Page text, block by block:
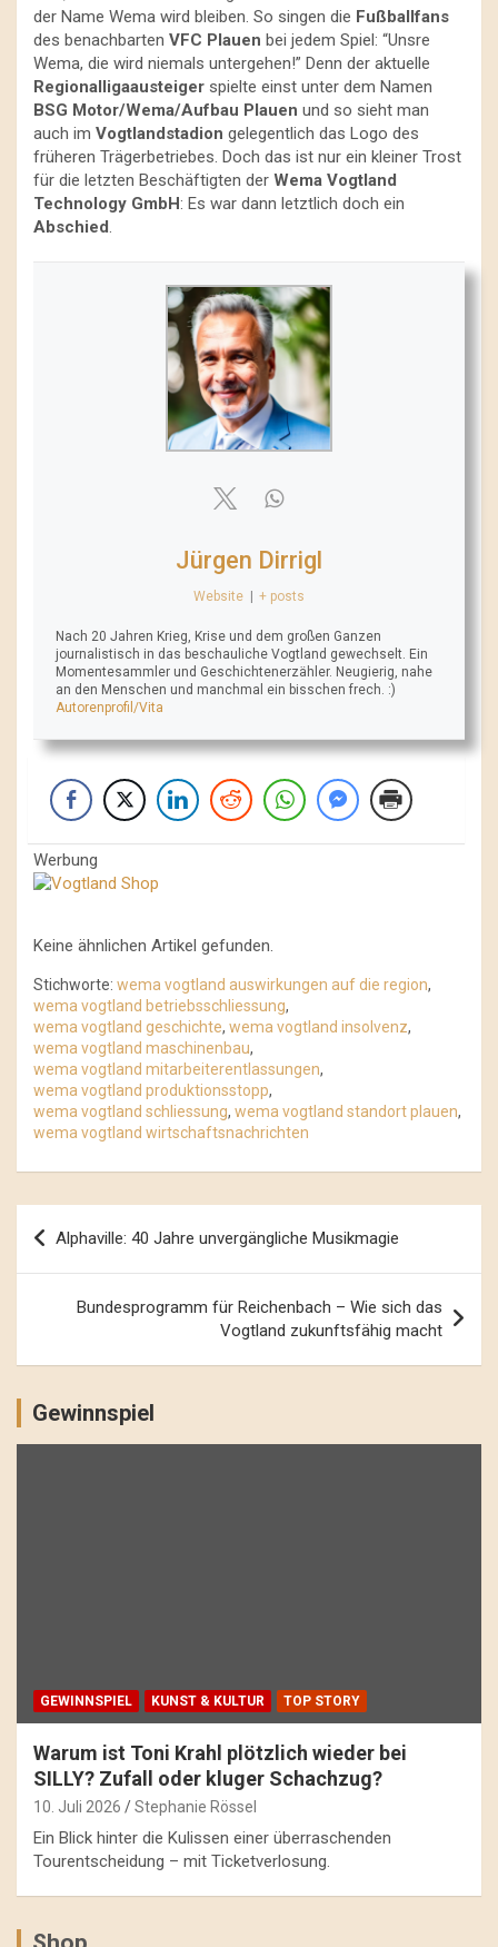
der Name Wema wird bleiben. So singen die Fußballfans
des benachbarten VFC Plauen bei jedem Spiel: “Unsre
Wema, die wird niemals untergehen!” Denn der aktuelle
Regionalligaausteiger spielte einst unter dem Namen
BSG Motor/Wema/Aufbau Plauen und so sieht man
auch im Vogtlandstadion gelegentlich das Logo des
früheren Trägerbetriebes. Doch das ist nur ein kleiner Trost
für die letzten Beschäftigten der Wema Vogtland
Technology GmbH: Es war dann letztlich doch ein
Abschied.
Jürgen Dirrigl
Website + posts
Nach 20 Jahren Krieg, Krise und dem großen Ganzen
journalistisch in das beschauliche Vogtland gewechselt. Ein
Momentesammler und Geschichtenerzähler. Neugierig, nahe
an den Menschen und manchmal ein bisschen frech. :)
Autorenprofil/Vita
Werbung
Keine ähnlichen Artikel gefunden.
Stichworte: wema vogtland auswirkungen auf die region,
wema vogtland betriebsschliessung,
wema vogtland geschichte, wema vogtland insolvenz,
wema vogtland maschinenbau,
wema vogtland mitarbeiterentlassungen,
wema vogtland produktionsstopp,
wema vogtland schliessung, wema vogtland standort plauen,
wema vogtland wirtschaftsnachrichten
Beitrags-
Navigation
Alphaville: 40 Jahre unvergängliche Musikmagie
Bundesprogramm für Reichenbach – Wie sich das
Vogtland zukunftsfähig macht
Gewinnspiel
GEWINNSPIEL KUNST & KULTUR TOP STORY
Warum ist Toni Krahl plötzlich wieder bei
SILLY? Zufall oder kluger Schachzug?
10. Juli 2026 Stephanie Rössel
Ein Blick hinter die Kulissen einer überraschenden
Tourentscheidung – mit Ticketverlosung.